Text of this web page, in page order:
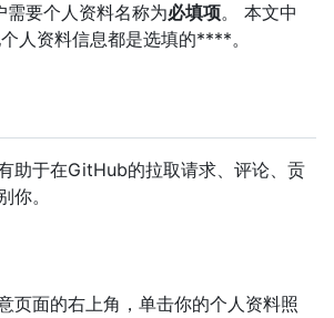
要个人资料名称为必填项。 本文中
人资料信息都是选填的****。
助于在GitHub的拉取请求、评论、贡
你。
页面的右上角，单击你的个人资料照